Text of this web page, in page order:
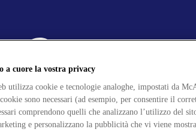
a cuore la vostra privacy
utilizza cookie e tecnologie analoghe, impostati da
sono necessari (ad esempio, per consentire il
comprendono quelli che analizzano l’utilizzo del
e personalizzano la pubblicità che vi viene